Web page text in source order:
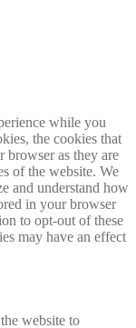
while you
the cookies that
browser as they are
of the website. We
and understand how
in your browser
to opt-out of these
may have an effect
website to